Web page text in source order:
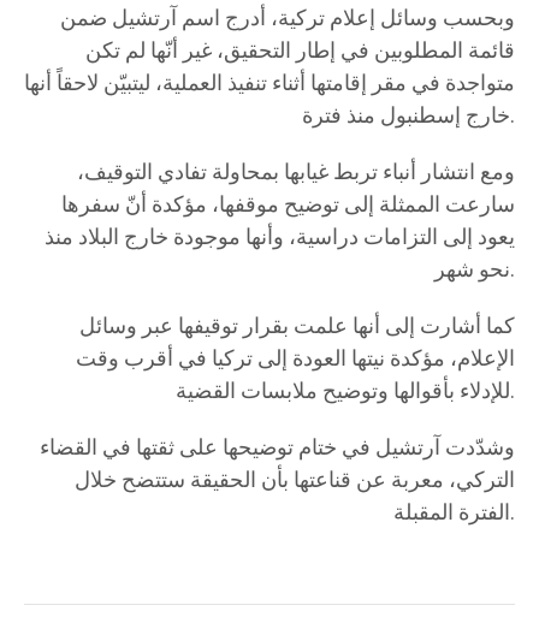
وبحسب وسائل إعلام تركية، أدرج اسم آرتشيل ضمن
قائمة المطلوبين في إطار التحقيق، غير أنّها لم تكن
متواجدة في مقر إقامتها أثناء تنفيذ العملية، ليتبيّن لاحقاً أنها
خارج إسطنبول منذ فترة.
ومع انتشار أنباء تربط غيابها بمحاولة تفادي التوقيف،
سارعت الممثلة إلى توضيح موقفها، مؤكدة أنّ سفرها
يعود إلى التزامات دراسية، وأنها موجودة خارج البلاد منذ
نحو شهر.
كما أشارت إلى أنها علمت بقرار توقيفها عبر وسائل
الإعلام، مؤكدة نيتها العودة إلى تركيا في أقرب وقت
للإدلاء بأقوالها وتوضيح ملابسات القضية.
وشدّدت آرتشيل في ختام توضيحها على ثقتها في القضاء
التركي، معربة عن قناعتها بأن الحقيقة ستتضح خلال
الفترة المقبلة.